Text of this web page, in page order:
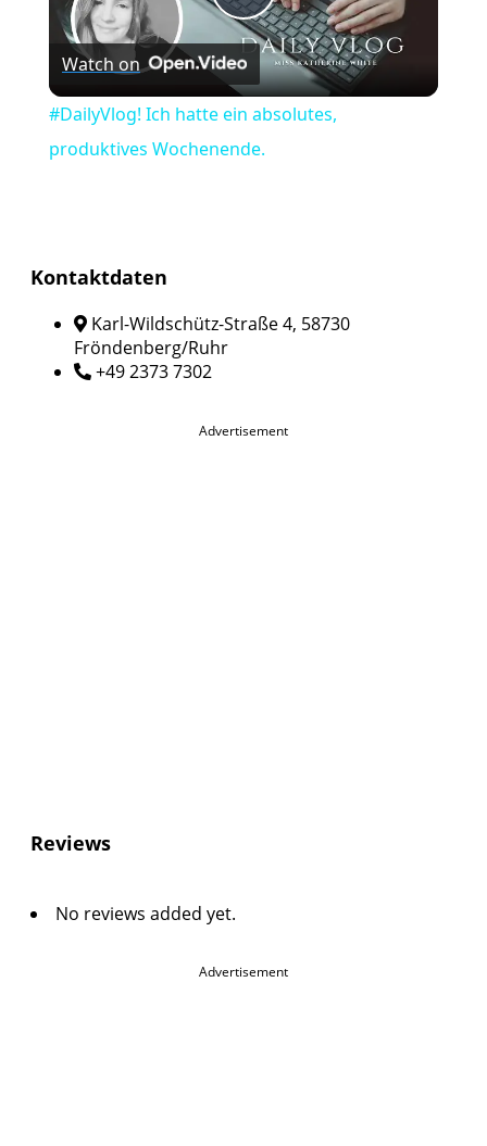
Play
Video
Watch on
#DailyVlog! Ich hatte ein absolutes,
produktives Wochenende.
Kontaktdaten
Karl-Wildschütz-Straße 4, 58730
Fröndenberg/Ruhr
+49 2373 7302
Advertisement
Reviews
No reviews added yet.
Advertisement